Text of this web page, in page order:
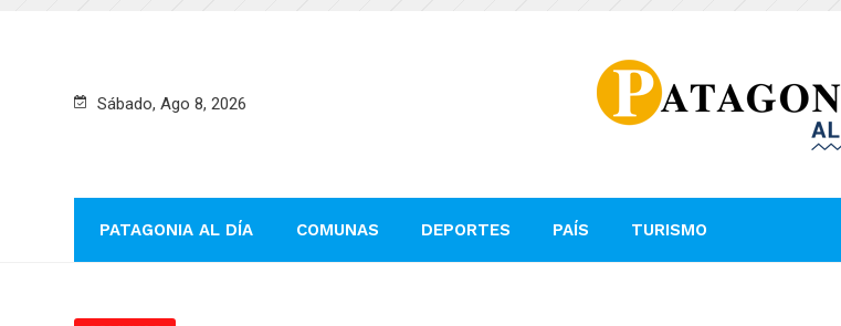
Sábado, Ago 8, 2026
PATAGONIA AL DÍA COMUNAS DEPORTES PAÍS TURISMO